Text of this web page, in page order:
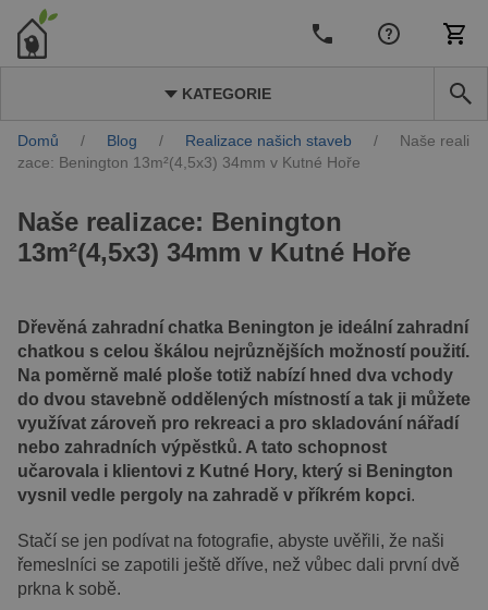
KATEGORIE
Domů / Blog / Realizace našich staveb /
Naše reali
zace: Benington 13m²(4,5x3) 34mm v Kutné Hoře
Naše realizace: Benington
13m²(4,5x3) 34mm v Kutné Hoře
Dřevěná zahradní chatka Benington je ideální zahradní
chatkou s celou škálou nejrůznějších možností použití.
Na poměrně malé ploše totiž nabízí hned dva vchody
do dvou stavebně oddělených místností a tak ji můžete
využívat zároveň pro rekreaci a pro skladování nářadí
nebo zahradních výpěstků. A tato schopnost
učarovala i klientovi z Kutné Hory, který si Benington
vysnil vedle pergoly na zahradě v příkrém kopci.
Stačí se jen podívat na fotografie, abyste uvěřili, že naši
řemeslníci se zapotili ještě dříve, než vůbec dali první dvě
prkna k sobě.